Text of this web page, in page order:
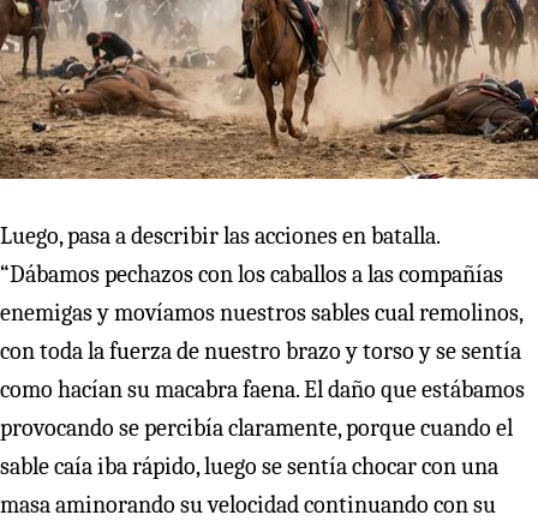
Luego, pasa a describir las acciones en batalla.
“Dábamos pechazos con los caballos a las compañías
enemigas y movíamos nuestros sables cual remolinos,
con toda la fuerza de nuestro brazo y torso y se sentía
como hacían su macabra faena. El daño que estábamos
provocando se percibía claramente, porque cuando el
sable caía iba rápido, luego se sentía chocar con una
masa aminorando su velocidad continuando con su